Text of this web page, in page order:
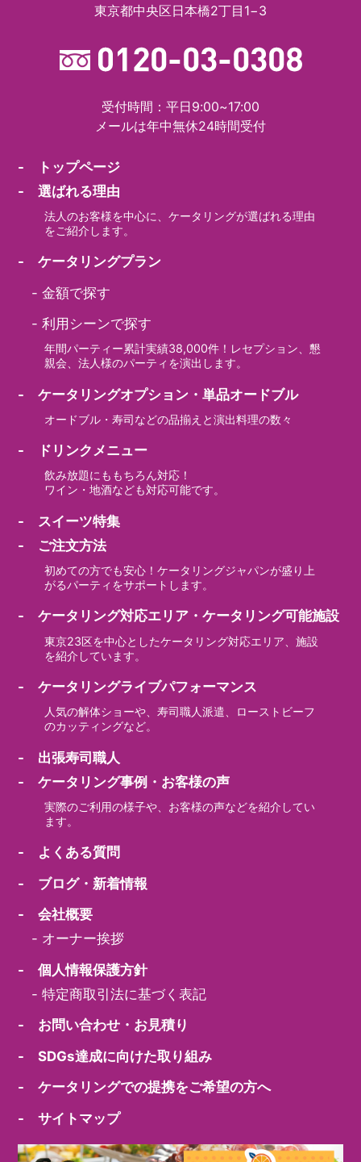
東京都中央区日本橋2丁目1−3
受付時間：平日9:00~17:00
メールは年中無休24時間受付
- トップページ
- 選ばれる理由
法人のお客様を中心に、ケータリングが選ばれる理由
をご紹介します。
- ケータリングプラン
-金額で探す
-利用シーンで探す
年間パーティー累計実績38,000件！レセプション、懇
親会、法人様のパーティを演出します。
- ケータリングオプション・単品オードブル
オードブル・寿司などの品揃えと演出料理の数々
- ドリンクメニュー
飲み放題にももちろん対応！
ワイン・地酒なども対応可能です。
- スイーツ特集
- ご注文方法
初めての方でも安心！ケータリングジャパンが盛り上
がるパーティをサポートします。
- ケータリング対応エリア・ケータリング可能施設
東京23区を中心としたケータリング対応エリア、施設
を紹介しています。
- ケータリングライブパフォーマンス
人気の解体ショーや、寿司職人派遣、ローストビーフ
のカッティングなど。
- 出張寿司職人
- ケータリング事例・お客様の声
実際のご利用の様子や、お客様の声などを紹介してい
ます。
- よくある質問
- ブログ・新着情報
- 会社概要
- オーナー挨拶
- 個人情報保護方針
-特定商取引法に基づく表記
- お問い合わせ・お見積り
- SDGs達成に向けた取り組み
- ケータリングでの提携をご希望の方へ
- サイトマップ